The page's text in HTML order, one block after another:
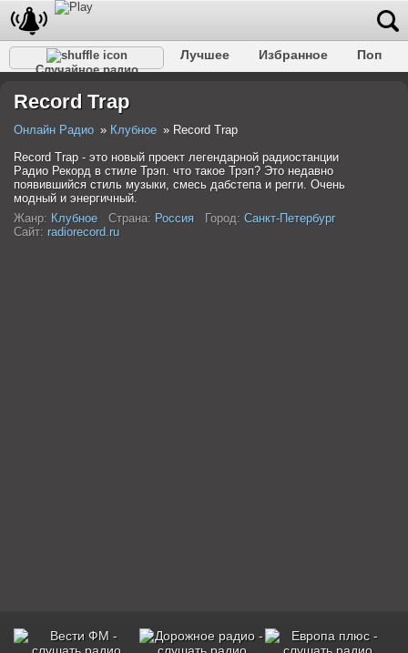
Случайное радио
Лучшее Избранное
Поп
Разговорное
Record Trap
Онлайн Радио Клубное
Record Trap
Record Trap - это новый проект легендарной радиостанции
Радио Рекорд в стиле Трэп. что такое Трэп? Это недавно
появившийся стиль музыки, смесь дабстепа и регги. Очень
модный и энергичный.
Жанр: Клубное Страна: Россия Город: Санкт-Петербург
Сайт: radiorecord.ru